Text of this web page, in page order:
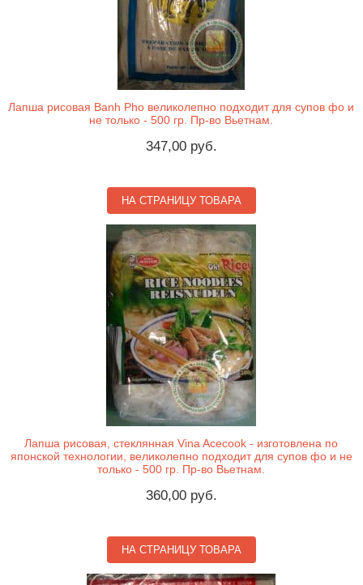
Лапша рисовая Banh Pho великолепно подходит для супов фо и
не только - 500 гр. Пр-во Вьетнам.
347,00 руб.
НА СТРАНИЦУ ТОВАРА
Лапша рисовая, стеклянная Vina Acecook - изготовлена по
японской технологии, великолепно подходит для супов фо и не
только - 500 гр. Пр-во Вьетнам.
360,00 руб.
НА СТРАНИЦУ ТОВАРА